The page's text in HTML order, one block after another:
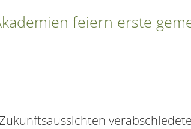
feiern erste